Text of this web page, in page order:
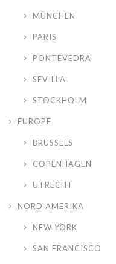
MÜNCHEN
PARIS
PONTEVEDRA
SEVILLA
STOCKHOLM
EUROPE
BRUSSELS
COPENHAGEN
UTRECHT
NORD AMERIKA
NEW YORK
SAN FRANCISCO